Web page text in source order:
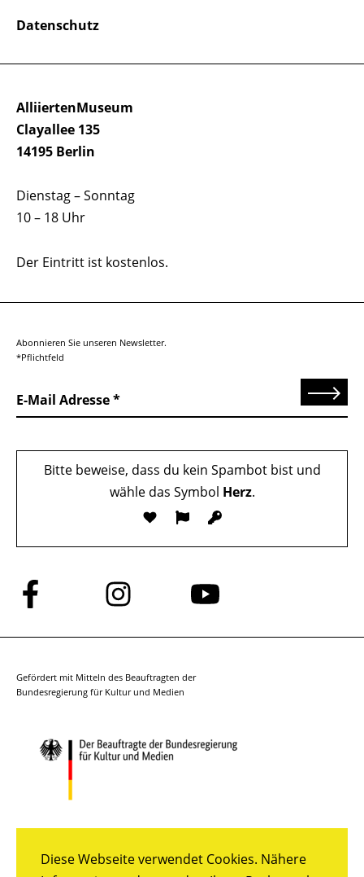
Diese Webseite verwendet Cookies. Nähere
AlliiertenMuseum
Clayallee 135
14195 Berlin
Dienstag – Sonntag
10 – 18 Uhr
Der Eintritt ist kostenlos.
Datenschutz
Abonnieren Sie unseren Newsletter.
*Pflichtfeld
E-Mail Adresse Senden
Bitte beweise, dass du kein Spambot bist und
wähle das Symbol Herz.
Folge
uns
auf
Folge
uns
auf
Folge
auf
Gefördert mit Mitteln des Beauftragten der
Bundesregierung für Kultur und Medien